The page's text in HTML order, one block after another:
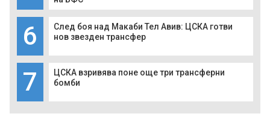
6
След боя над Макаби Тел Авив: ЦСКА готви
нов звезден трансфер
7
ЦСКА взривява поне още три трансферни
бомби